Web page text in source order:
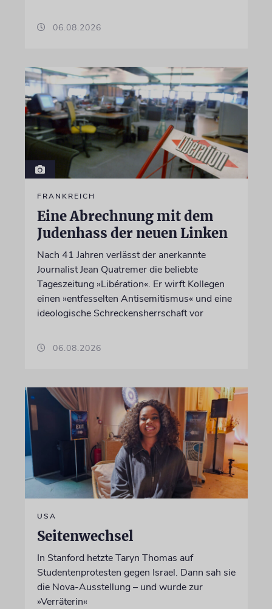
06.08.2026
FRANKREICH
Eine Abrechnung mit dem
Judenhass der neuen Linken
Nach 41 Jahren verlässt der anerkannte
Journalist Jean Quatremer die beliebte
Tageszeitung »Libération«. Er wirft Kollegen
einen »entfesselten Antisemitismus« und eine
ideologische Schreckensherrschaft vor
06.08.2026
USA
Seitenwechsel
In Stanford hetzte Taryn Thomas auf
Studentenprotesten gegen Israel. Dann sah sie
die Nova-Ausstellung – und wurde zur
»Verräterin«